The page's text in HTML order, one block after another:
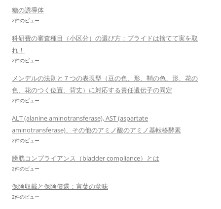
糖の誘導体
2件のビュー
科研費の審査種目（小区分）の選び方：プライドは捨てて実を取
れ！
2件のビュー
メンデルの法則と７つの表現型（豆の色、形、鞘の色、形、花の
色、花のつく位置、背丈）に対応する責任遺伝子の同定
2件のビュー
ALT (alanine aminotransferase), AST (aspartate
aminotransferase)、その他のアミノ酸のアミノ基転移酵素
2件のビュー
膀胱コンプライアンス（bladder compliance）とは
2件のビュー
保険収載と保険償還：言葉の意味
2件のビュー